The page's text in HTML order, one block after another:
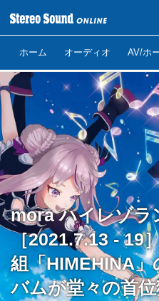
ホーム オーディオ AV/ホ
mora ハイレゾラ
［2021.7.13 - 19
組「HIMEHINA
バムが堂々の首